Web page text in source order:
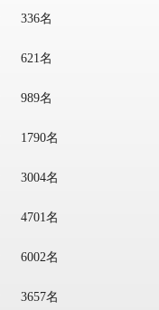
336名
621名
989名
1790名
3004名
4701名
6002名
3657名